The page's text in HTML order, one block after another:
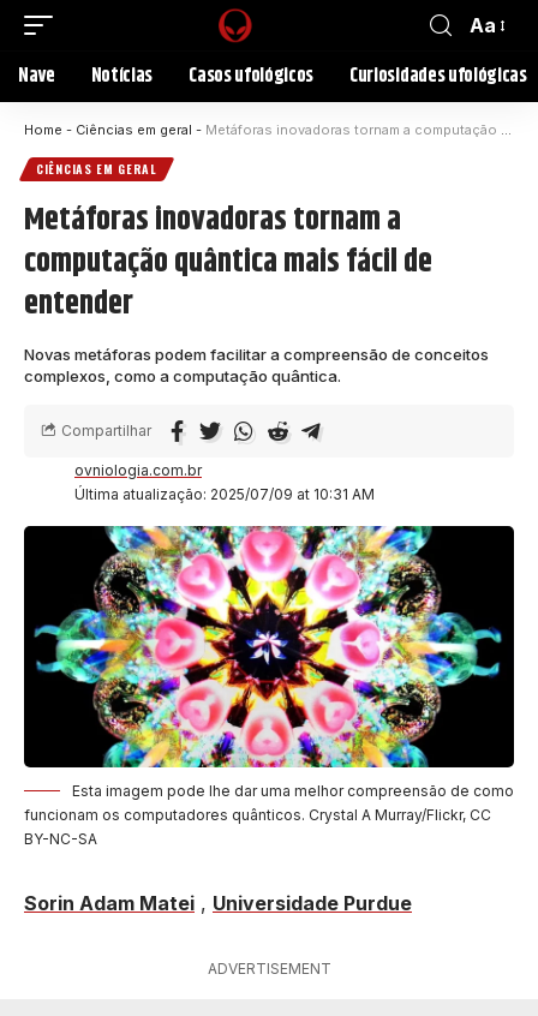
Aa
Nave Notícias Casos ufológicos Curiosidades ufológicas
Home - Ciências em geral - Metáforas inovadoras tornam a computação quântica mais fácil de entender
CIÊNCIAS EM GERAL
Metáforas inovadoras tornam a
computação quântica mais fácil de
entender
Novas metáforas podem facilitar a compreensão de conceitos
complexos, como a computação quântica.
Última atualização: 2025/07/09 at 10:31 AM
ovniologia.com.br
Compartilhar
Esta imagem pode lhe dar uma melhor compreensão de como
funcionam os computadores quânticos. Crystal A Murray/Flickr, CC
BY-NC-SA
Sorin Adam Matei , Universidade Purdue
ADVERTISEMENT